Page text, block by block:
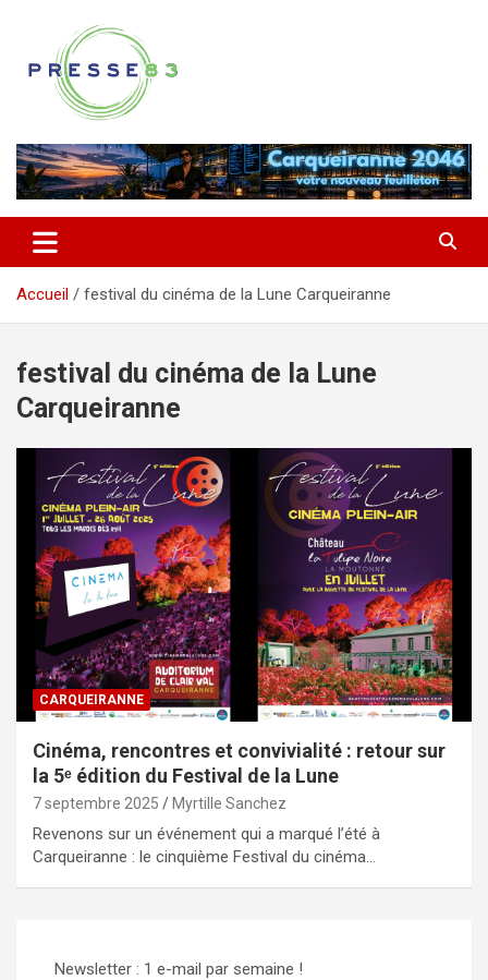
contenu
Presse 83
Accueil festival du cinéma de la Lune Carqueiranne
festival du cinéma de la Lune
Carqueiranne
CARQUEIRANNE
Cinéma, rencontres et convivialité : retour sur
la 5ᵉ édition du Festival de la Lune
7 septembre 2025 Myrtille Sanchez
Revenons sur un événement qui a marqué l’été à
Carqueiranne : le cinquième Festival du cinéma…
Newsletter : 1 e-mail par semaine !